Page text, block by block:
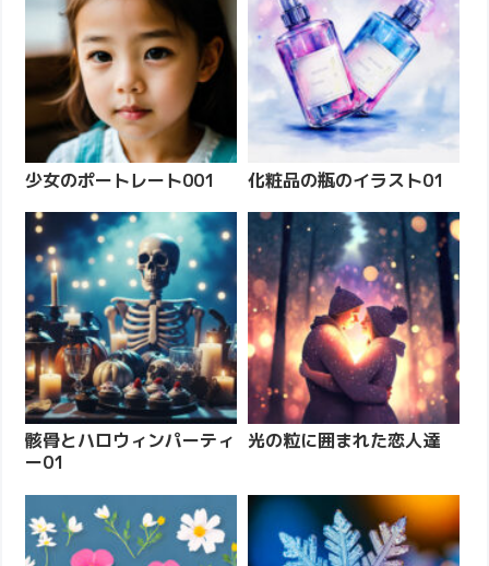
少女のポートレート001 化粧品の瓶のイラスト01
骸骨とハロウィンパーティ
ー01
光の粒に囲まれた恋人達